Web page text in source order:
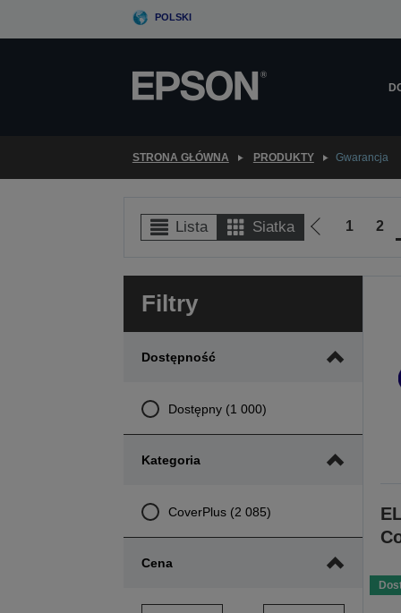
POLSKI
STRONA GŁÓWNA PRODUKTY Gwarancja
Lista Siatka
Przejdź
poprzedniej
1 2
Filtry
Dostępność
Dostępny (1 000)
Kategoria
CoverPlus (2 085)
Cena